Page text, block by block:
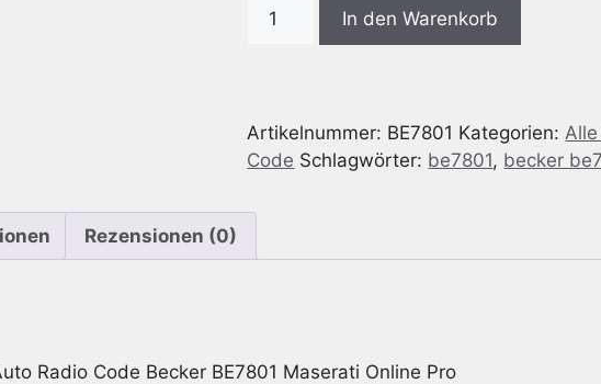
Radio
BE7801
Maserati
Menge
In den Warenkorb
Artikelnummer: BE7801 Kategorien:
Code Schlagwörter: be7801, becker
Rezensionen (0)
Radio Code Becker BE7801 Maserati Online Pro